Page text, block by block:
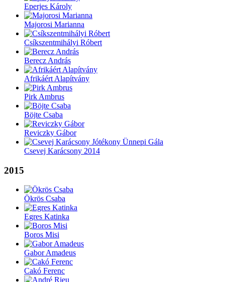
Eperjes Károly
Majorosi Marianna
Csíkszentmihályi Róbert
Berecz András
Afrikáért Alapítvány
Pirk Ambrus
Böjte Csaba
Reviczky Gábor
Csevej Karácsony 2014
2015
Ökrös Csaba
Egres Katinka
Boros Misi
Gabor Amadeus
Cakó Ferenc